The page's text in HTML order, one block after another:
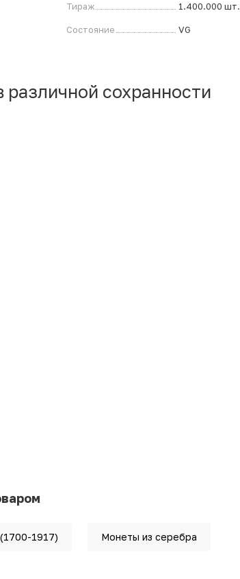
Тираж 1.400.000 шт.
Состояние VG
различной сохранности
1917) Монеты из серебра